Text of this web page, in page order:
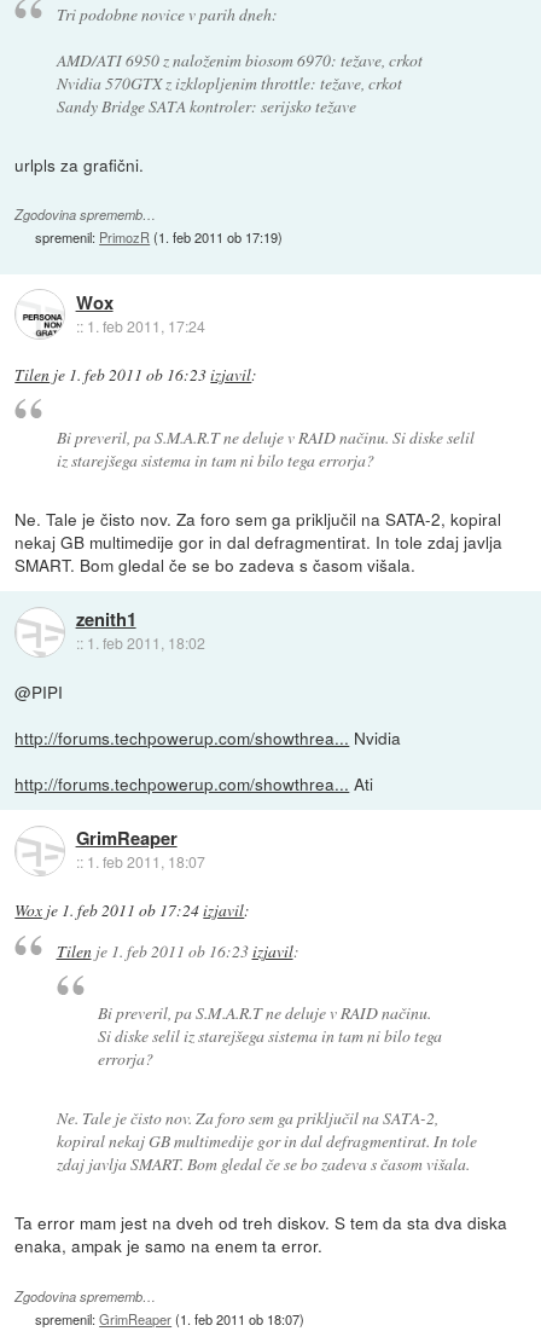
Tri podobne novice v parih dneh:
AMD/ATI 6950 z naloženim biosom 6970: težave, crkot
Nvidia 570GTX z izklopljenim throttle: težave, crkot
Sandy Bridge SATA kontroler: serijsko težave
urlpls za grafični.
Zgodovina sprememb…
spremenil: PrimozR (1. feb 2011 ob 17:19)
Wox
:: 1. feb 2011, 17:24
Tilen je 1. feb 2011 ob 16:23izjavil:
Bi preveril, pa S.M.A.R.T ne deluje v RAID načinu. Si diske selil
iz starejšega sistema in tam ni bilo tega errorja?
Ne. Tale je čisto nov. Za foro sem ga priključil na SATA-2, kopiral
nekaj GB multimedije gor in dal defragmentirat. In tole zdaj javlja
SMART. Bom gledal če se bo zadeva s časom višala.
zenith1
:: 1. feb 2011, 18:02
@PIPI
http://forums.techpowerup.com/showthrea... Nvidia
http://forums.techpowerup.com/showthrea... Ati
GrimReaper
:: 1. feb 2011, 18:07
Wox je 1. feb 2011 ob 17:24izjavil:
Tilenje 1. feb 2011 ob 16:23izjavil:
Bi preveril, pa S.M.A.R.T ne deluje v RAID načinu.
Si diske selil iz starejšega sistema in tam ni bilo tega
errorja?
Ne. Tale je čisto nov. Za foro sem ga priključil na SATA-2,
kopiral nekaj GB multimedije gor in dal defragmentirat. In tole
zdaj javlja SMART. Bom gledal če se bo zadeva s časom višala.
Ta error mam jest na dveh od treh diskov. S tem da sta dva diska
enaka, ampak je samo na enem ta error.
Zgodovina sprememb…
spremenil:GrimReaper(1. feb 2011 ob 18:07)